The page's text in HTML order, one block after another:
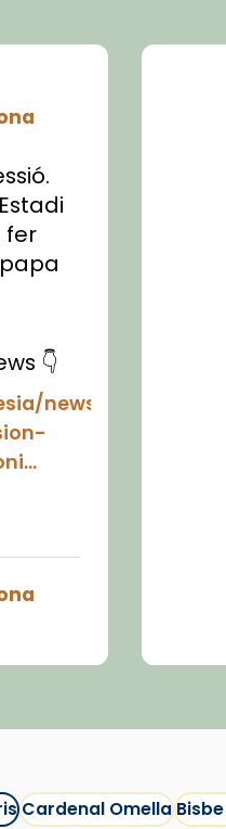
fer
👇
news/2026-
de
Cardenal Omella